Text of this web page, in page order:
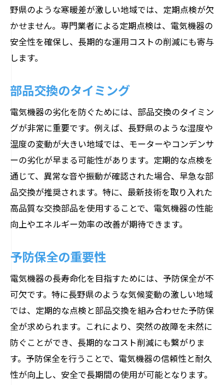
野県のような寒暖差が激しい地域では、定期点検が欠
かせません。専門業者による定期点検は、電気機器の
安全性を確保し、長期的な運用コストの削減にも寄与
します。
部品交換のタイミング
電気機器の劣化を防ぐためには、部品交換のタイミン
グが非常に重要です。例えば、長野県のような湿度や
温度の変動が大きい地域では、モーターやコンデンサ
ーの劣化が早まる可能性があります。定期的な点検を
通じて、異常な音や振動が確認された場合、早急な部
品交換が推奨されます。特に、最新技術を取り入れた
高品質な交換部品を使用することで、電気機器の性能
向上やエネルギー効率の改善が期待できます。
予防保全の重要性
電気機器の長寿命化を目指すためには、予防保全が不
可欠です。特に長野県のような気候変動の激しい地域
では、定期的な点検と部品交換を組み合わせた予防保
全が求められます。これにより、突然の故障を未然に
防ぐことができ、長期的なコスト削減にも繋がりま
す。予防保全を行うことで、電気機器の信頼性と耐久
性が向上し、安全で長期間の使用が可能となります。